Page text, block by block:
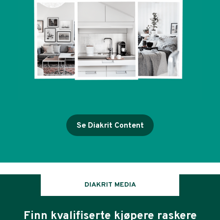
Se Diakrit Content
DIAKRIT MEDIA
Finn kvalifiserte kjøpere raskere